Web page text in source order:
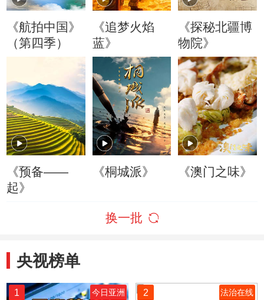
《航拍中国》
（第四季）
《追梦火焰
蓝》
《探秘北疆博
物院》
《预备——
起》
《桐城派》 《澳门之味》
换一批
央视榜单
1 今日亚洲 2 法治在线